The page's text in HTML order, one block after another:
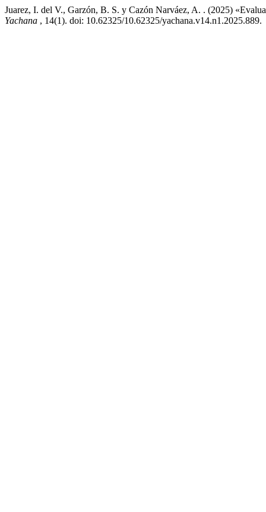
Juarez, I. del V., Garzón, B. S. y Cazón Narváez, A. . (2025)
Yachana , 14(1). doi: 10.62325/10.62325/yachana.v14.n1.2025.889.